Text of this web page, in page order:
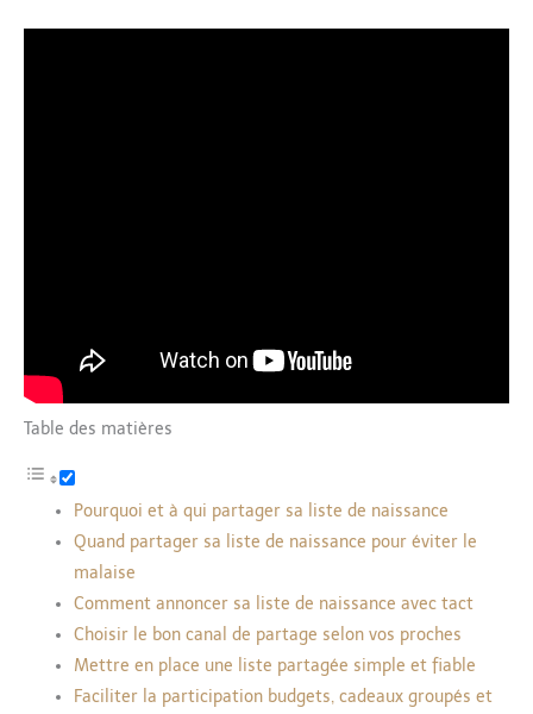
Table des matières
Pourquoi et à qui partager sa liste de naissance
Quand partager sa liste de naissance pour éviter le
malaise
Comment annoncer sa liste de naissance avec tact
Choisir le bon canal de partage selon vos proches
Mettre en place une liste partagée simple et fiable
Faciliter la participation budgets, cadeaux groupés et